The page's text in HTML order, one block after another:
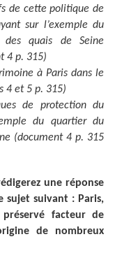
de cette politique de
sur l’exemple du
quais de Seine
4 p. 315)
à Paris dans le
4 et 5 p. 315)
de protection du
du quartier du
(document 4 p. 315
une réponse
sujet suivant : Paris,
facteur de
de nombreux